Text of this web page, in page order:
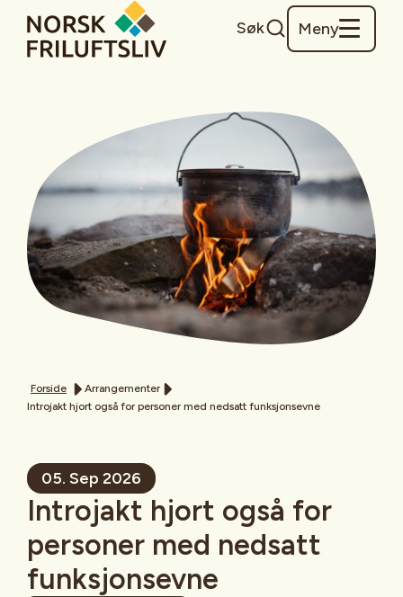
Søk Meny
Forside
Arrangementer
Introjakt hjort også for personer med nedsatt funksjonsevne
05. Sep 2026
Introjakt hjort også for
personer med nedsatt
funksjonsevne